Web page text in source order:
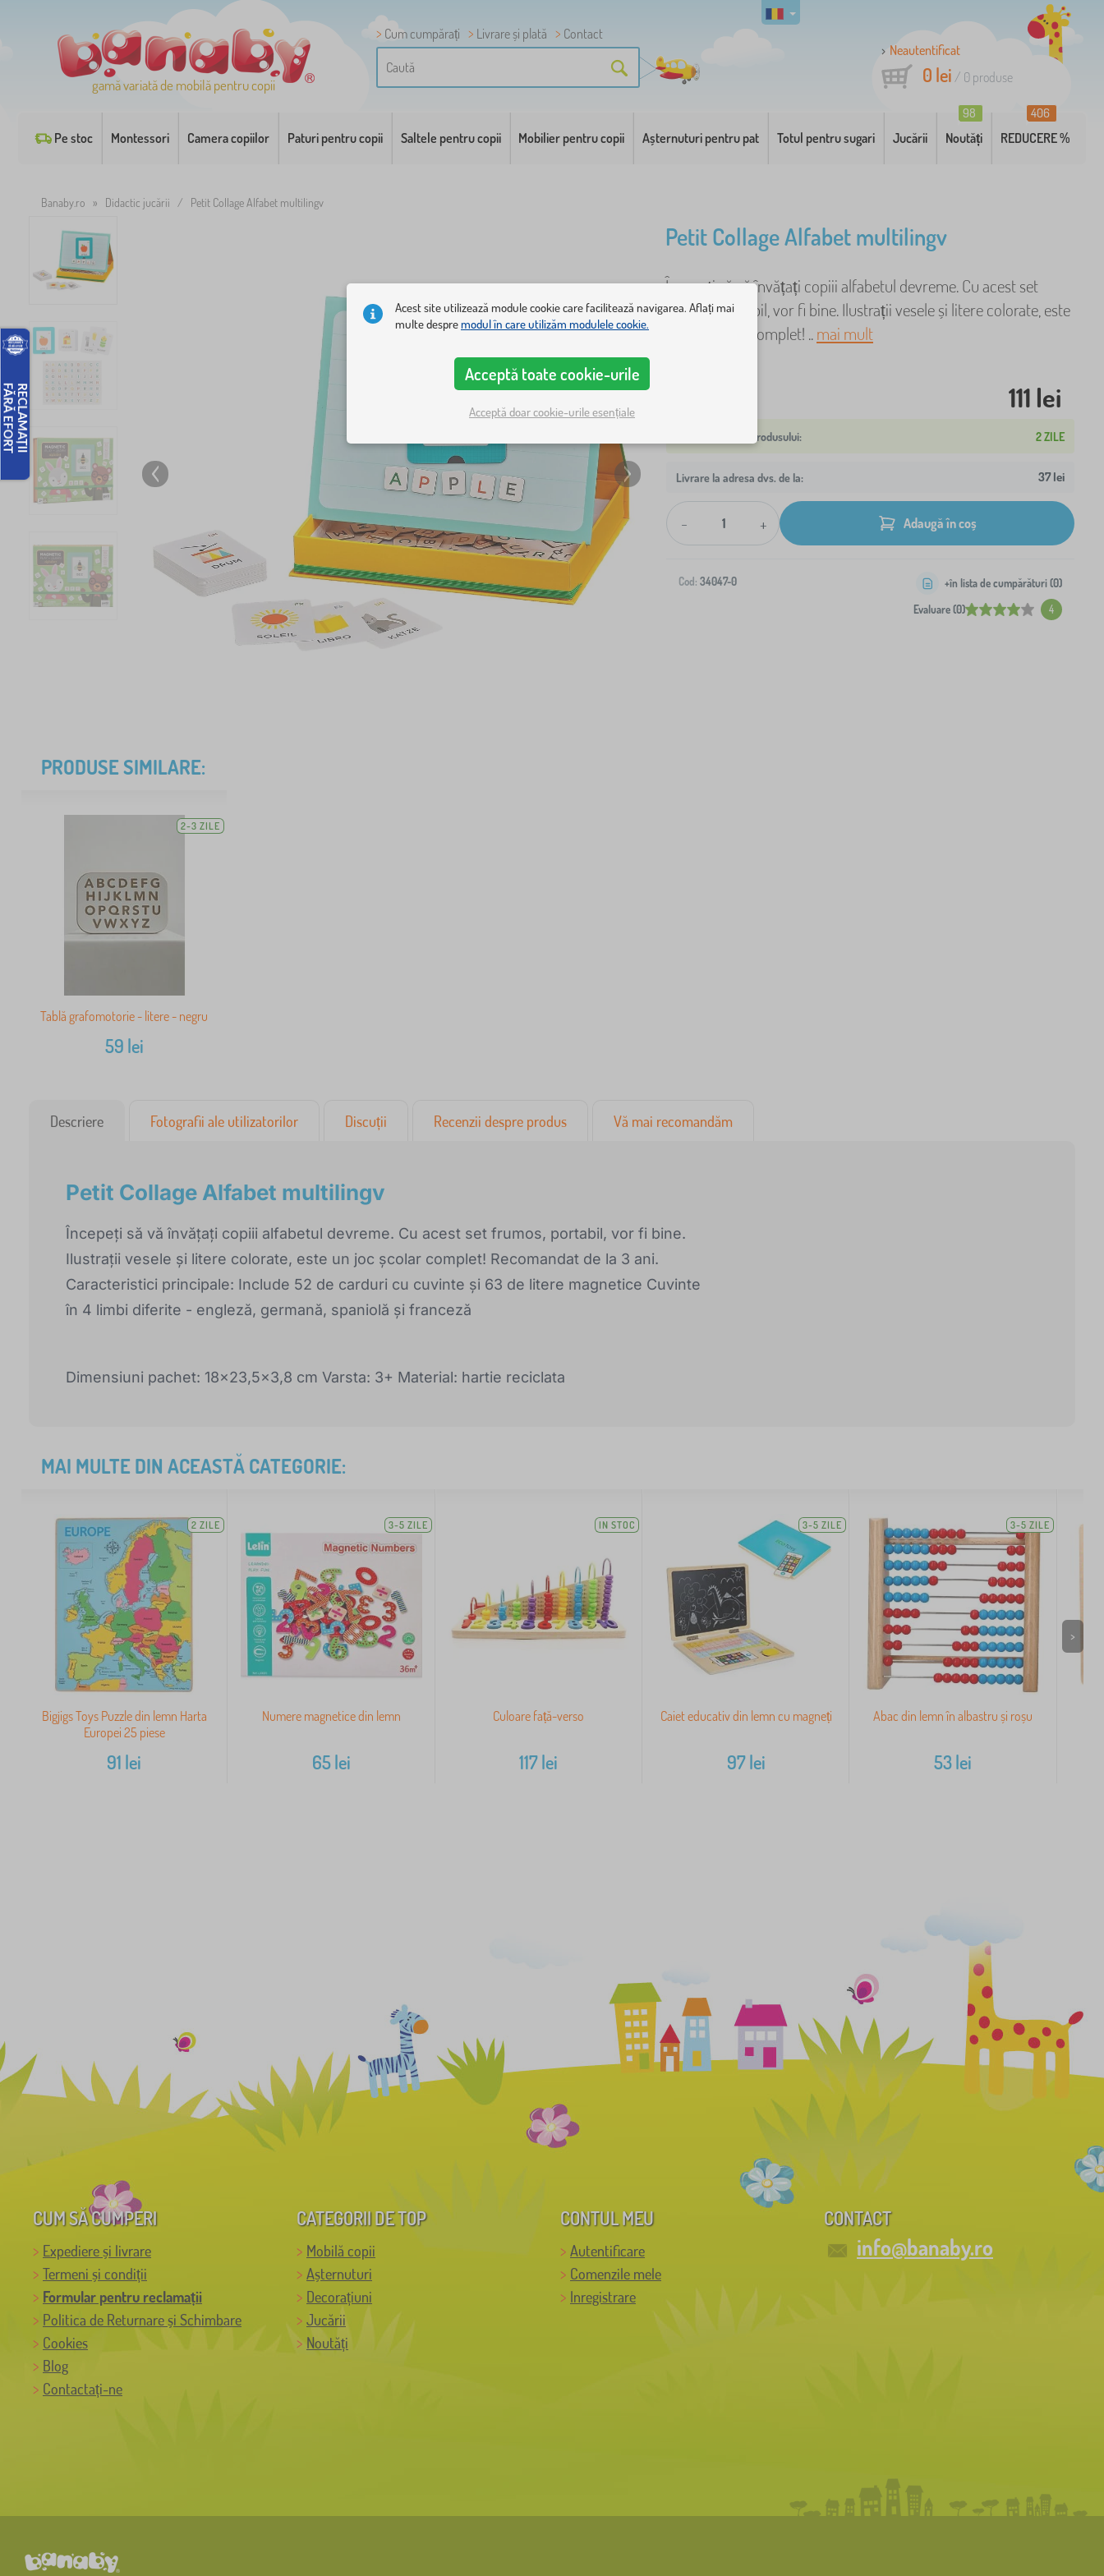
gamă variată de mobilă pentru copii
Cum cumpărați Livrare și plată
Contact
Neautentificat
0 lei / 0 produse
Pe stoc Montessori Camera copiilor Paturi pentru copii Saltele pentru copii Mobilier pentru copii Așternuturi pentru pat Totul pentru sugari Jucării Noutăți
98
REDUCERE %
406
Banaby.ro » Didactic jucării / Petit Collage Alfabet multilingv
Petit Collage Alfabet multilingv
Începeți să vă învățați copiii alfabetul devreme. Cu acest set
frumos, portabil, vor fi bine. Ilustrații vesele și litere colorate, este
un joc școlar complet! ..mai mult
111 lei
2 ZILE
Livrare la adresa dvs. de la: 37 lei
- + Adaugă în coș
Cod: 34047-0
Evaluare (0) 4
+în lista de cumpărături (0)
PRODUSE SIMILARE:
2-3 ZILE
Tablă grafomotorie - litere - negru
59 lei
Descriere Fotografii ale utilizatorilor Discuții Recenzii despre produs Vă mai recomandăm
Petit Collage Alfabet multilingv
Începeți să vă învățați copiii alfabetul devreme. Cu acest set frumos, portabil, vor fi bine.
Ilustrații vesele și litere colorate, este un joc școlar complet! Recomandat de la 3 ani.
Caracteristici principale: Include 52 de carduri cu cuvinte și 63 de litere magnetice Cuvinte
în 4 limbi diferite - engleză, germană, spaniolă și franceză
Dimensiuni pachet: 18x23,5x3,8 cm Varsta: 3+ Material: hartie reciclata
MAI MULTE DIN ACEASTĂ CATEGORIE:
2 ZILE
Bigjigs Toys Puzzle din lemn Harta
Europei 25 piese
91 lei
3-5 ZILE
Numere magnetice din lemn
65lei
IN STOC
Culoare față-verso
117lei
3-5 ZILE
Caiet educativ din lemn cu magneți
97lei
3-5 ZILE
Abac din lemn în albastru și roșu
53lei
>
CUM SĂ CUMPERI
Expediere și livrare
Termeni și condiții
Formular pentru reclamații
Politica de Returnare și Schimbare
Cookies
Blog
Contactați-ne
CATEGORII DE TOP
Mobilă copii
Așternuturi
Decorațiuni
Jucării
Noutăți
CONTUL MEU
Autentificare
Comenzile mele
Inregistrare
CONTACT
info@banaby.ro
Acest site utilizează module cookie care facilitează navigarea. Aflați mai
multe despremodul în care utilizăm modulele cookie.
Acceptă toate cookie-urile
Acceptă doar cookie-urile esențiale